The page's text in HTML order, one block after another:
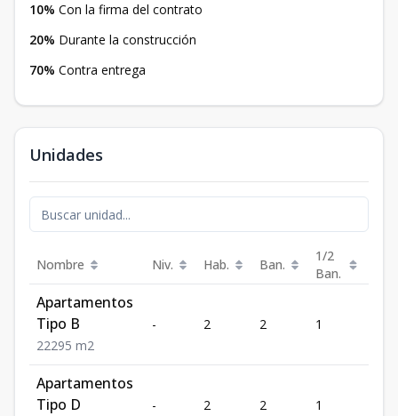
10% Con la firma del contrato
20% Durante la construcción
70% Contra entrega
Unidades
Nombre Niv. Hab. Ban.
1/2
Ban.
Apartamentos
Tipo B
22295 m2
- 2 2 1
Apartamentos
Tipo D
- 2 2 1